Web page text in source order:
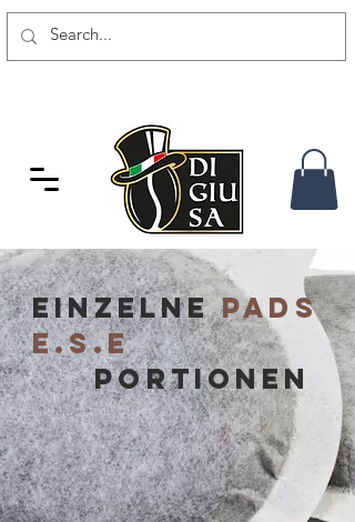
EinzelnePADS
E.S.E
portionen